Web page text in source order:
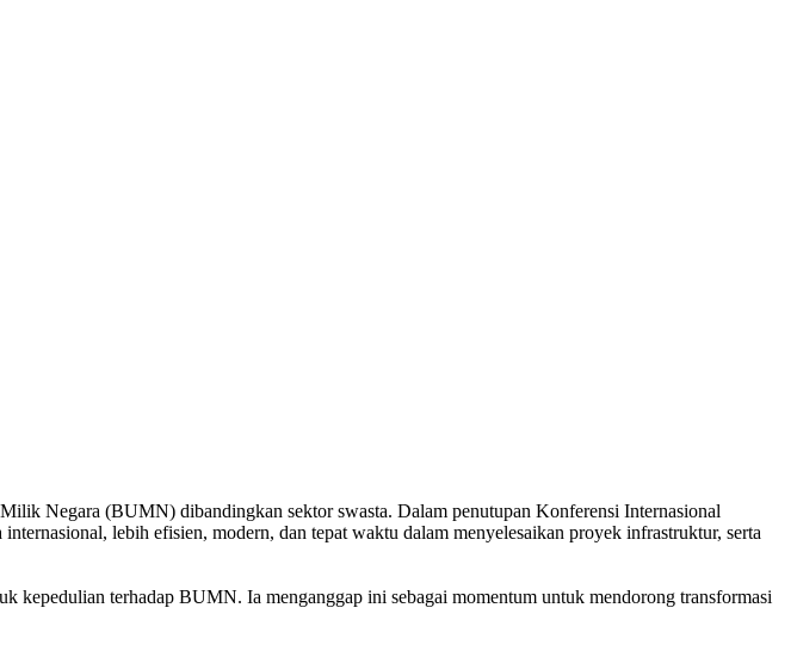
Negara (BUMN) dibandingkan sektor swasta. Dalam penutupan Konferensi Internasional
lebih efisien, modern, dan tepat waktu dalam menyelesaikan proyek infrastruktur, serta
terhadap BUMN. Ia menganggap ini sebagai momentum untuk mendorong transformasi